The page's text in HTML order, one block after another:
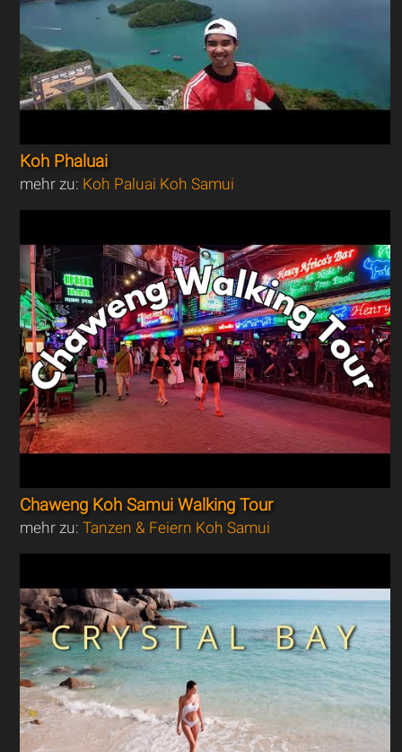
Koh Phaluai
mehr zu: Koh Paluai Koh Samui
Chaweng Koh Samui Walking Tour
mehr zu:Tanzen & Feiern Koh Samui